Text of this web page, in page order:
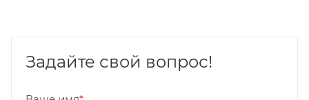
Задайте свой вопрос!